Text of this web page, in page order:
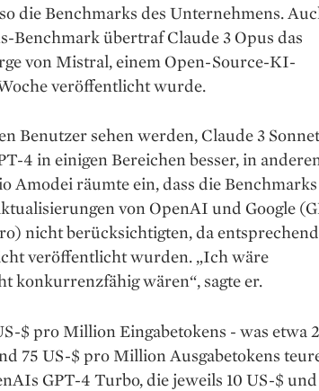
die Benchmarks des Unternehmens.
Benchmark übertraf Claude 3 Opus das
von Mistral, einem Open-Source-KI-
veröffentlicht wurde.
Benutzer sehen werden, Claude 3
4 in einigen Bereichen besser, in
Amodei räumte ein, dass die
von OpenAI und Google
nicht berücksichtigten, da
veröffentlicht wurden. „Ich wäre
konkurrenzfähig wären“, sagte er.
$ pro Million Eingabetokens - was etwa
75 US-$ pro Million Ausgabetokens
GPT-4 Turbo, die jeweils 10 US-$